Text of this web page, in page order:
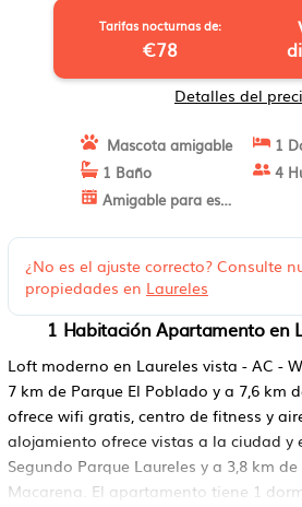
Tarifas nocturnas de:
€78
Detalles del
Mascota amigable
1
1 Baño
4
Amigable para estancias largas
¿No es el ajuste correcto? Consulte
propiedades en Laureles
1 Habitación Apartamento en
Loft moderno en Laureles vista - AC -
7 km de Parque El Poblado y a 7,6 km
ofrece wifi gratis, centro de fitness y
alojamiento ofrece vistas a la ciudad y
Segundo Parque Laureles y a 3,8 km
Macarena. El apartamento tiene 1